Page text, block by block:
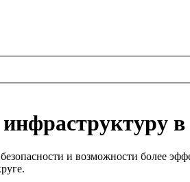
и возможности более